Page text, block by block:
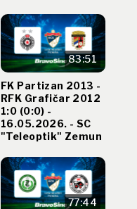
83:51
FK Partizan 2013 -
RFK Grafičar 2012
1:0 (0:0) -
16.05.2026. - SC
"Teleoptik" Zemun
77:44